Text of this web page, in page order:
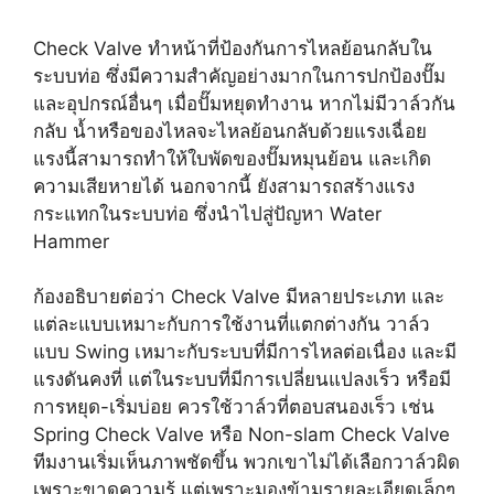
Check Valve ทำหน้าที่ป้องกันการไหลย้อนกลับใน
ระบบท่อ ซึ่งมีความสำคัญอย่างมากในการปกป้องปั๊ม
และอุปกรณ์อื่นๆ เมื่อปั๊มหยุดทำงาน หากไม่มีวาล์วกัน
กลับ น้ำหรือของไหลจะไหลย้อนกลับด้วยแรงเฉื่อย
แรงนี้สามารถทำให้ใบพัดของปั๊มหมุนย้อน และเกิด
ความเสียหายได้ นอกจากนี้ ยังสามารถสร้างแรง
กระแทกในระบบท่อ ซึ่งนำไปสู่ปัญหา Water
Hammer
ก้องอธิบายต่อว่า Check Valve มีหลายประเภท และ
แต่ละแบบเหมาะกับการใช้งานที่แตกต่างกัน วาล์ว
แบบ Swing เหมาะกับระบบที่มีการไหลต่อเนื่อง และมี
แรงดันคงที่ แต่ในระบบที่มีการเปลี่ยนแปลงเร็ว หรือมี
การหยุด-เริ่มบ่อย ควรใช้วาล์วที่ตอบสนองเร็ว เช่น
Spring Check Valve หรือ Non-slam Check Valve
ทีมงานเริ่มเห็นภาพชัดขึ้น พวกเขาไม่ได้เลือกวาล์วผิด
เพราะขาดความรู้ แต่เพราะมองข้ามรายละเอียดเล็กๆ